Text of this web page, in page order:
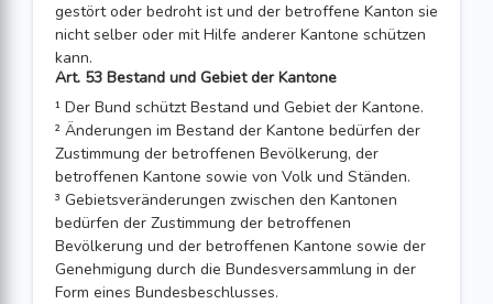
gestört oder bedroht ist und der betroffene Kanton sie
nicht selber oder mit Hilfe anderer Kantone schützen
kann.
Art. 53 Bestand und Gebiet der Kantone
¹ Der Bund schützt Bestand und Gebiet der Kantone.
² Änderungen im Bestand der Kantone bedürfen der
Zustimmung der betroffenen Bevölkerung, der
betroffenen Kantone sowie von Volk und Ständen.
³ Gebietsveränderungen zwischen den Kantonen
bedürfen der Zustimmung der betroffenen
Bevölkerung und der betroffenen Kantone sowie der
Genehmigung durch die Bundesversammlung in der
Form eines Bundesbeschlusses.